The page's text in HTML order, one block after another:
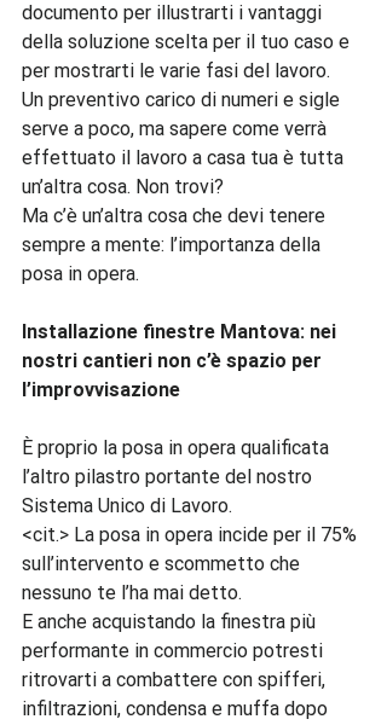
documento per illustrarti i vantaggi
della soluzione scelta per il tuo caso e
per mostrarti le varie fasi del lavoro.
Un preventivo carico di numeri e sigle
serve a poco, ma sapere come verrà
effettuato il lavoro a casa tua è tutta
un’altra cosa. Non trovi?
Ma c’è un’altra cosa che devi tenere
sempre a mente: l’importanza della
posa in opera.
Installazione finestre Mantova: nei
nostri cantieri non c’è spazio per
l’improvvisazione
È proprio la posa in opera qualificata
l’altro pilastro portante del nostro
Sistema Unico di Lavoro.
<cit.> La posa in opera incide per il 75%
sull’intervento e scommetto che
nessuno te l’ha mai detto.
E anche acquistando la finestra più
performante in commercio potresti
ritrovarti a combattere con spifferi,
infiltrazioni, condensa e muffa dopo